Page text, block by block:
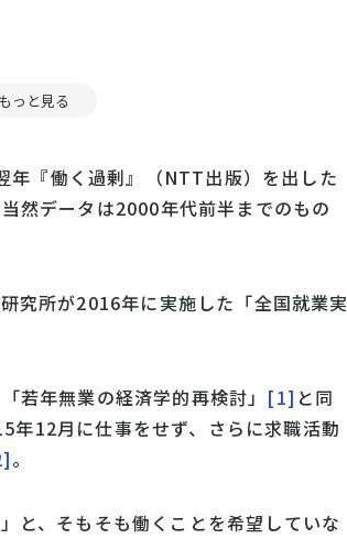
もっと見る
年『働く過剰』（NTT出版）を出した
然データは2000年代前半までのもの
究所が2016年に実施した「全国就業実
若年無業の経済学的再検討」 [1] と同
年12月に仕事をせず、さらに求職活動
。
と、そもそも働くことを希望していな